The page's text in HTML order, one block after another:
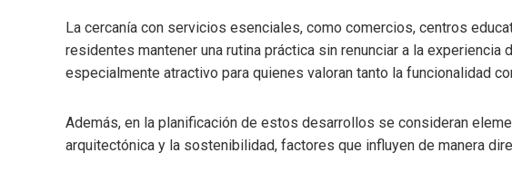
La cercanía con servicios esenciales, como comercios, centros
residentes mantener una rutina práctica sin renunciar a la experiencia
especialmente atractivo para quienes valoran tanto la funcionalidad
Además, en la planificación de estos desarrollos se consideran
arquitectónica y la sostenibilidad, factores que influyen de manera